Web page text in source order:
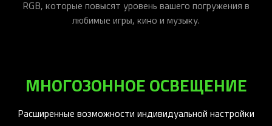
Streamer Companion App
RGB, которые повысят уровень вашего погружения в
любимые игры, кино и музыку.
МНОГОЗОННОЕ ОСВЕЩЕНИЕ
Расширенные возможности индивидуальной настройки